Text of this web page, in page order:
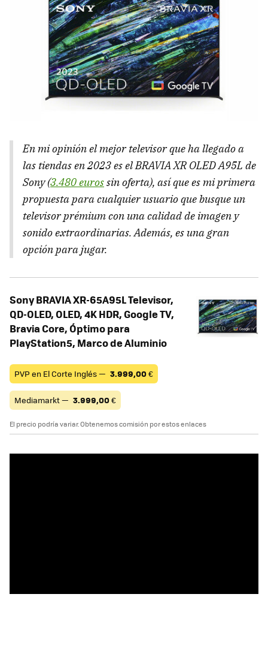
En mi opinión el mejor televisor que ha llegado a
las tiendas en 2023 es el BRAVIA XR OLED A95L de
Sony (3.480 eurossin oferta), así que es mi primera
propuesta para cualquier usuario que busque un
televisor prémium con una calidad de imagen y
sonido extraordinarias. Además, es una gran
opción para jugar.
Sony BRAVIA XR-65A95L Televisor,
QD-OLED, OLED, 4K HDR, Google TV,
Bravia Core, Óptimo para
PlayStation5, Marco de Aluminio
PVP en El Corte Inglés — 3.999,00€
Mediamarkt — 3.999,00€
El precio podría variar. Obtenemos comisión por estos enlaces